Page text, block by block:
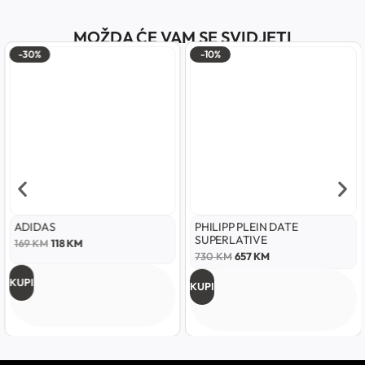
MOŽDA ĆE VAM SE SVIDJETI
-30%
ADIDAS
169KM118KM
KUPI
-10%
PHILIPP PLEIN DATE
SUPERLATIVE
730KM 657KM
KUPI